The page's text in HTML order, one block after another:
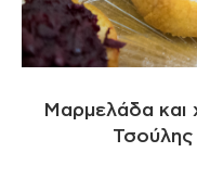
Μαρμελάδα και